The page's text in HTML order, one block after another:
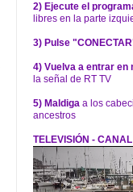
2) Ejecute el
libres en la parte
3) Pulse
4) Vuelva a entrar en
la señal de RT TV
5) Maldiga a los
ancestros
TELEVISIÓN -